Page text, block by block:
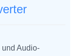
und Audio-